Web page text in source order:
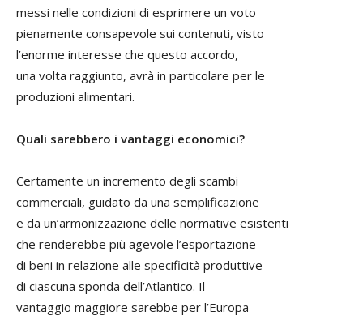
messi nelle condizioni di esprimere un voto
pienamente consapevole sui contenuti, visto
l’enorme interesse che questo accordo,
una volta raggiunto, avrà in particolare per le
produzioni alimentari.
Quali sarebbero i vantaggi economici?
Certamente un incremento degli scambi
commerciali, guidato da una semplificazione
e da un’armonizzazione delle normative esistenti
che renderebbe più agevole l’esportazione
di beni in relazione alle specificità produttive
di ciascuna sponda dell’Atlantico. Il
vantaggio maggiore sarebbe per l’Europa